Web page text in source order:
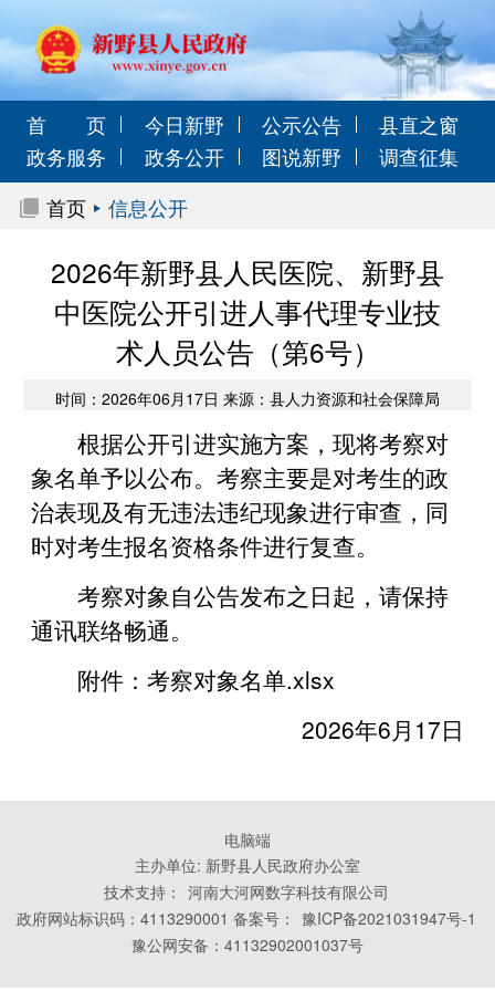
首 页 今日新野 公示公告
县直之窗
政务服务
政务公开 图说新野
调查征集
首页
信息公开
2026年新野县人民医院、新野县
中医院公开引进人事代理专业技
术人员公告（第6号）
时间：2026年06月17日 来源：县人力资源和社会保障局
根据公开引进实施方案，现将考察对
象名单予以公布。考察主要是对考生的政
治表现及有无违法违纪现象进行审查，同
时对考生报名资格条件进行复查。
考察对象自公告发布之日起，请保持
通讯联络畅通。
附件： 考察对象名单.xlsx
2026年6月17日
电脑端
主办单位: 新野县人民政府办公室
技术支持： 河南大河网数字科技有限公司
政府网站标识码：4113290001 备案号： 豫ICP备2021031947号-1
豫公网安备：41132902001037号